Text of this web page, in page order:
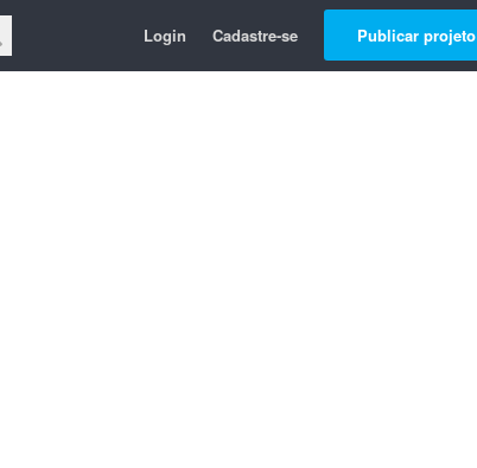
Login Cadastre-se Publicar projeto